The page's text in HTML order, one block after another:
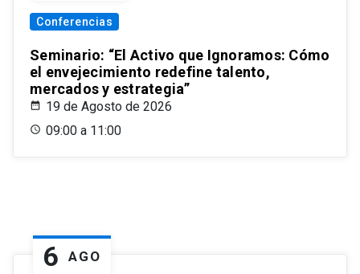
Conferencias
Seminario: “El Activo que Ignoramos: Cómo
el envejecimiento redefine talento,
mercados y estrategia”
19 de Agosto de 2026
09:00 a 11:00
6 AGO